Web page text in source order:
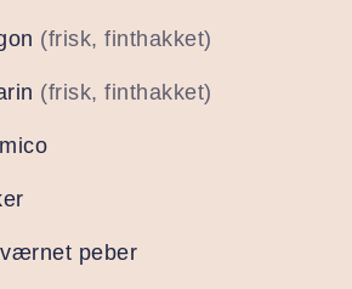
(frisk, finthakket)
(frisk, finthakket)
peber